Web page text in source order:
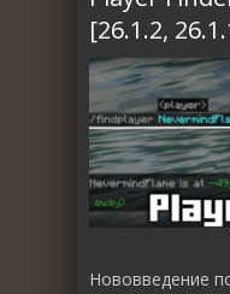
[26.1.2,
Нововведение